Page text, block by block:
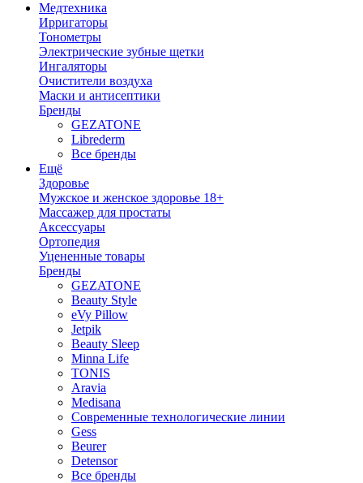
Медтехника
Ирригаторы
Тонометры
Электрические зубные щетки
Ингаляторы
Очистители воздуха
Маски и антисептики
Бренды
GEZATONE
Librederm
Все бренды
Ещё
Здоровье
Мужское и женское здоровье 18+
Массажер для простаты
Аксессуары
Ортопедия
Уцененные товары
Бренды
GEZATONE
Beauty Style
eVy Pillow
Jetpik
Beauty Sleep
Minna Life
TONIS
Aravia
Medisana
Современные технологические линии
Gess
Beurer
Detensor
Все бренды